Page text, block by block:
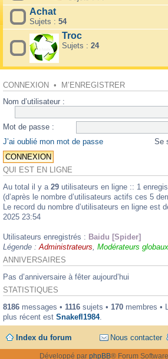
Achat
Sujets : 54
Troc
Sujets : 24
CONNEXION • M’ENREGISTRER
Nom d’utilisateur :
Mot de passe :
J’ai oublié mon mot de passe
Se
QUI EST EN LIGNE
Au total il y a 29 utilisateurs en ligne :: 1
(d’après le nombre d’utilisateurs actifs ces 5
Le record du nombre d’utilisateurs en ligne est
2025 23:54
Utilisateurs enregistrés : Baidu [Spider]
Légende :Administrateurs, Modérateurs globaux
ANNIVERSAIRES
Pas d’anniversaire à fêter aujourd’hui
STATISTIQUES
8186 messages • 1116 sujets • 170 membres •
plus récent est Snakefl1984.
Index du forum Nous contacter
Développé par phpBB® Forum